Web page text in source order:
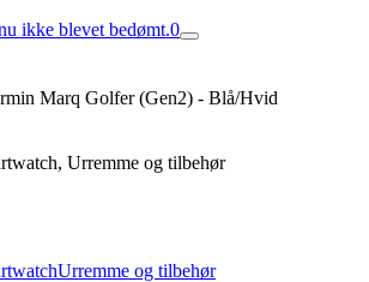
ikke blevet bedømt.0
Marq Golfer (Gen2) - Blå/Hvid
Urremme og tilbehør
Urremme og tilbehør